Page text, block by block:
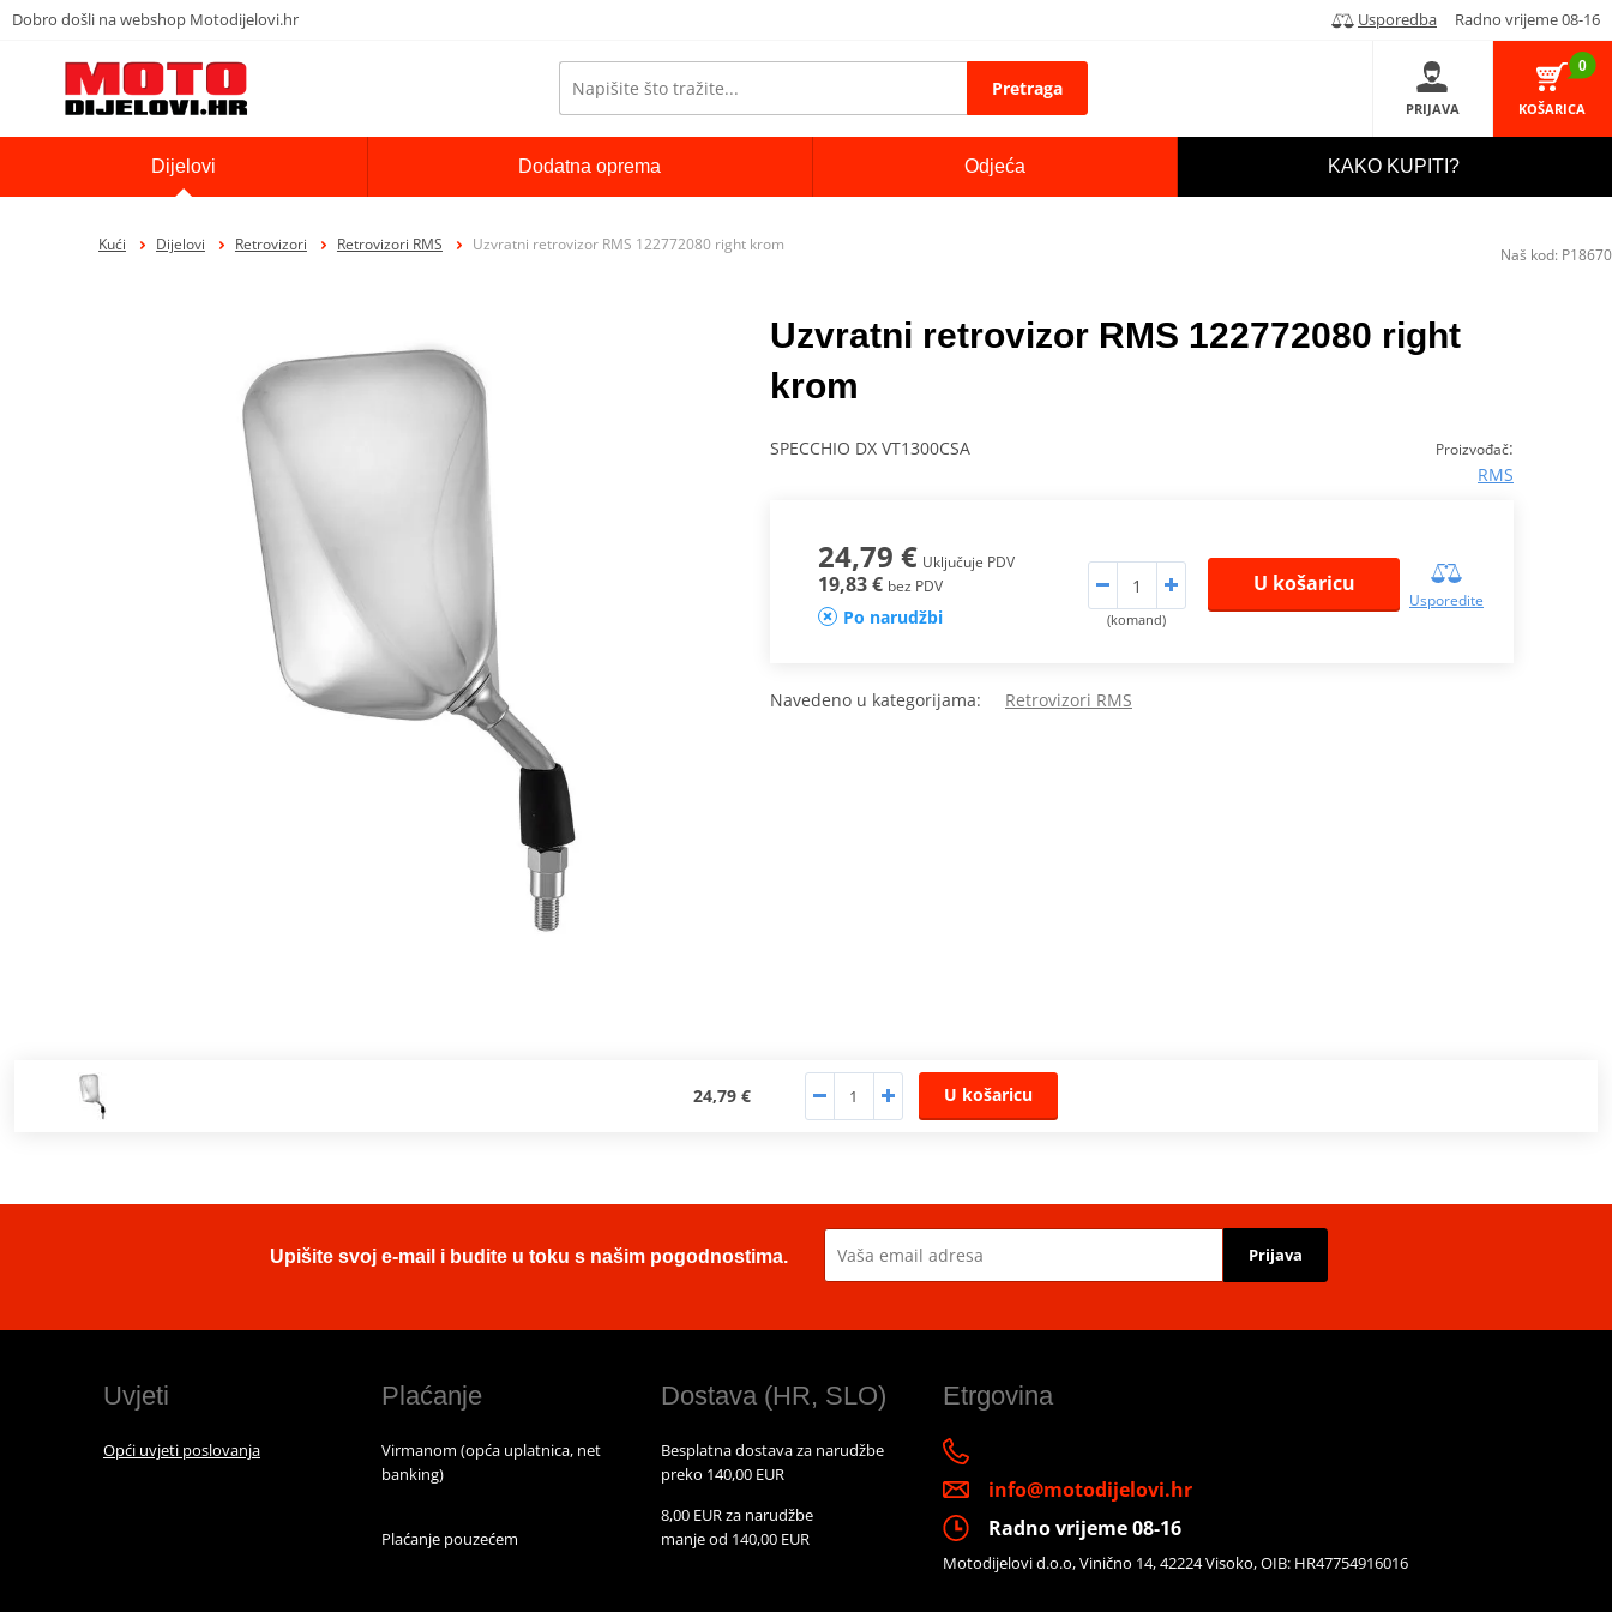
Dobro došli na webshop Motodijelovi.hr Usporedba Radno vrijeme 08-16
Pretraga
PRIJAVA
0
KOŠARICA
Dijelovi Dodatna oprema Odjeća KAKO KUPITI?
Kući Dijelovi Retrovizori Retrovizori RMS Uzvratni retrovizor RMS 122772080 right krom
Uzvratni retrovizor RMS 122772080 right
krom
Proizvođač:
RMS
SPECCHIO DX VT1300CSA
24,79 € Uključuje PDV
19,83 € bez PDV
Po narudžbi (komand)
U košaricu
Usporedite
Navedeno u kategorijama: Retrovizori RMS
24,79 € U košaricu
Naš kod: P18670
Upišite svoj e-mail i budite u toku s našim pogodnostima. Prijava
Uvjeti
Opći uvjeti poslovanja
Plaćanje
Virmanom (opća uplatnica, net
banking)
Plaćanje pouzećem
Dostava (HR, SLO)
Besplatna dostava za narudžbe
preko 140,00 EUR
8,00 EUR za narudžbe
manje od 140,00 EUR
Etrgovina
info@motodijelovi.hr
Radno vrijeme 08-16
Motodijelovi d.o.o, Vinično 14, 42224 Visoko, OIB: HR47754916016